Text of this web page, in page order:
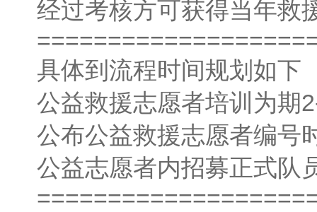
经过考核方可获得当年救
具体到流程时间规划如下
公益救援志愿者培训为期
公布公益救援志愿者编号
公益志愿者内招募正式队